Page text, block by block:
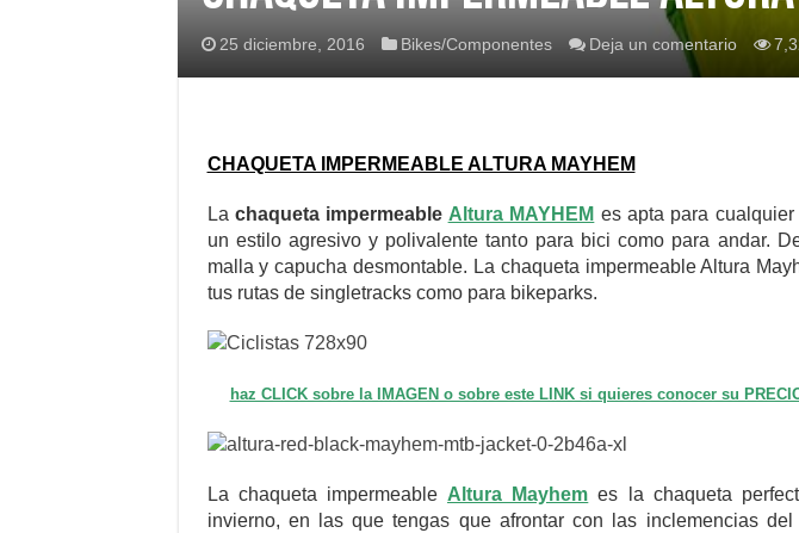
25 diciembre, 2016 Bikes/Componentes Deja un comentario
CHAQUETA IMPERMEABLE ALTURA MAYHEM
La chaqueta impermeable Altura MAYHEM es apta para
un estilo agresivo y polivalente tanto para bici como para andar.
malla y capucha desmontable. La chaqueta impermeable Altura
tus rutas de singletracks como para bikeparks.
haz CLICK sobre la IMAGEN o sobre este LINK si quieres conocer su
La chaqueta impermeable Altura Mayhem es la chaqueta
invierno, en las que tengas que afrontar con las inclemencias del